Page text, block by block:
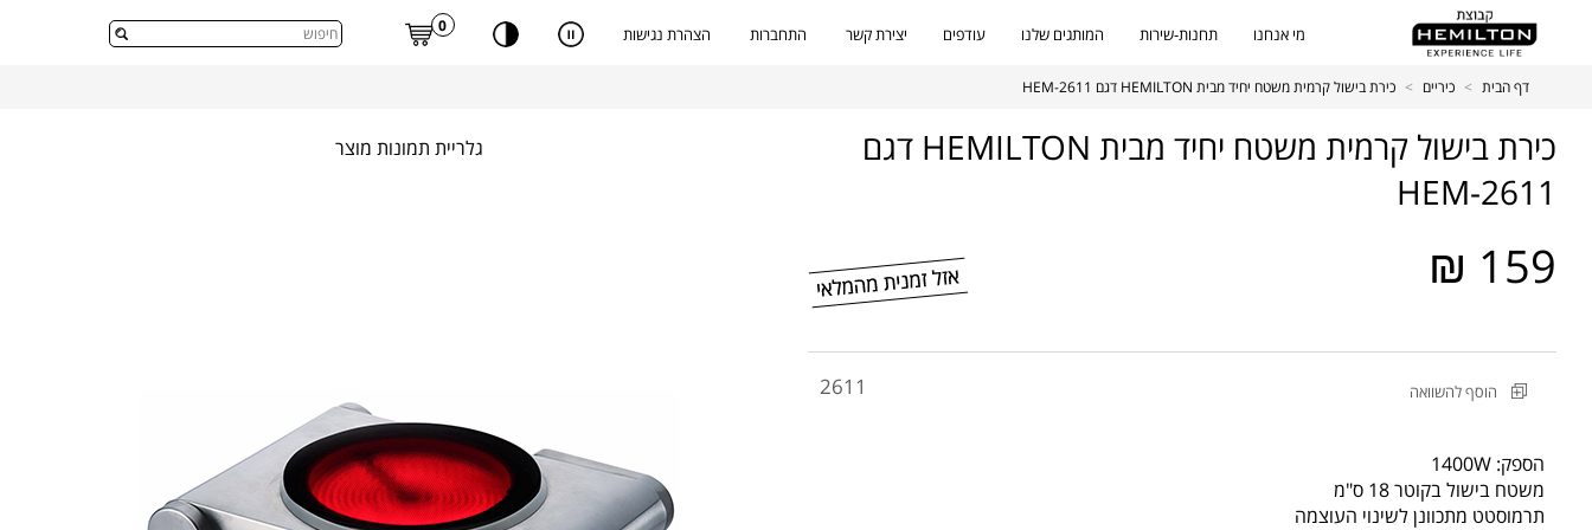
דלג לתוכן העמוד
מי אנחנו תחנות-שירות המותגים שלנו עודפים יצירת קשר התחברות הצהרת נגישות 0
דף הבית > כיריים > כירת בישול קרמית משטח יחיד מבית HEMILTON דגם HEM-2611
כירת בישול קרמית משטח יחיד מבית HEMILTON דגם
HEM-2611
159 ₪
2611
מקט
הוסף להשוואה
קרמית
משטח
הספק: 1400W
משטח בישול בקוטר 18 ס"מ
תרמוסטט מתכוונן לשינוי העוצמה
גלריית תמונות מוצר